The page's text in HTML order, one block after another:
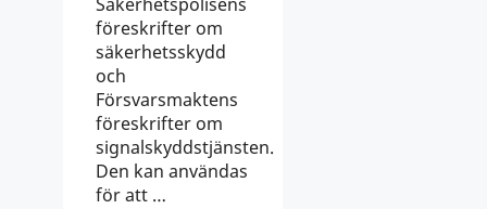
Säkerhetspolisens
föreskrifter om
säkerhetsskydd
och
Försvarsmaktens
föreskrifter om
signalskyddstjänsten.
Den kan användas
för att …